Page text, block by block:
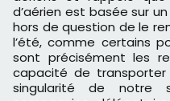
d’aérien est basée sur
hors de question de le
l’été, comme certains
sont précisément les
capacité de
singularité de notre